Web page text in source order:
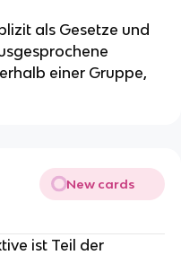
als Gesetze und
einer Gruppe,
New cards
ist Teil der